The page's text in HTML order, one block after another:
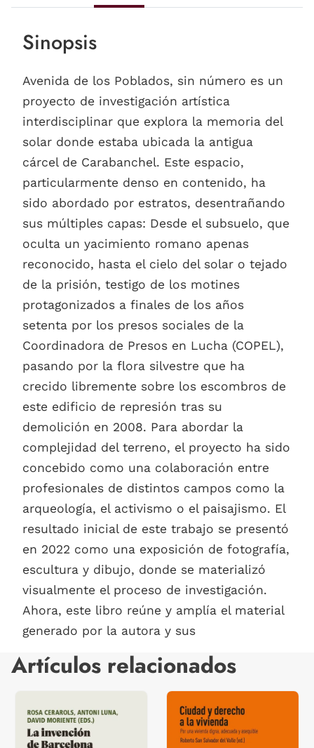
Sinopsis
Avenida de los Poblados, sin número es un
proyecto de investigación artística
interdisciplinar que explora la memoria del
solar donde estaba ubicada la antigua
cárcel de Carabanchel. Este espacio,
particularmente denso en contenido, ha
sido abordado por estratos, desentrañando
sus múltiples capas: Desde el subsuelo, que
oculta un yacimiento romano apenas
reconocido, hasta el cielo del solar o tejado
de la prisión, testigo de los motines
protagonizados a finales de los años
setenta por los presos sociales de la
Coordinadora de Presos en Lucha (COPEL),
pasando por la flora silvestre que ha
crecido libremente sobre los escombros de
este edificio de represión tras su
demolición en 2008. Para abordar la
complejidad del terreno, el proyecto ha sido
concebido como una colaboración entre
profesionales de distintos campos como la
arqueología, el activismo o el paisajismo. El
resultado inicial de este trabajo se presentó
en 2022 como una exposición de fotografía,
escultura y dibujo, donde se materializó
visualmente el proceso de investigación.
Ahora, este libro reúne y amplía el material
generado por la autora y sus
Artículos relacionados